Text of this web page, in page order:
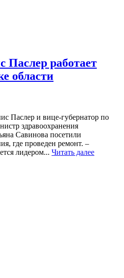
Паслер работает
области
Паслер и вице-губернатор по
здравоохранения
Савинова посетили
где проведен ремонт. –
лидером... Читать далее